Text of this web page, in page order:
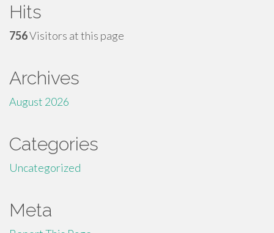
Hits
756Visitors at this page
Archives
August 2026
Categories
Uncategorized
Meta